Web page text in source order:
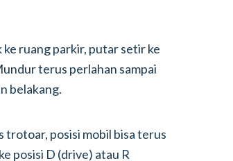
ke ruang parkir, putar setir ke
terus perlahan sampai
belakang.
trotoar, posisi mobil bisa terus
posisi D (drive) atau R